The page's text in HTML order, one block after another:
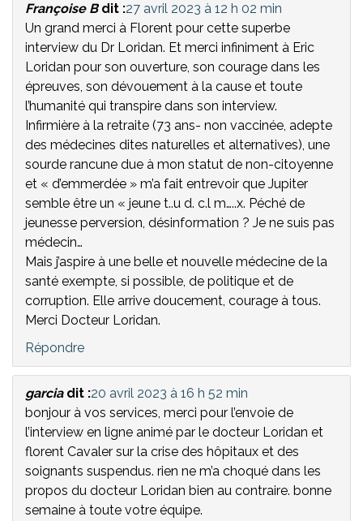
Françoise B dit :27 avril 2023 à 12 h 02 min
Un grand merci à Florent pour cette superbe
interview du Dr Loridan. Et merci infiniment à Eric
Loridan pour son ouverture, son courage dans les
épreuves, son dévouement à la cause et toute
l’humanité qui transpire dans son interview.
Infirmière à la retraite (73 ans- non vaccinée, adepte
des médecines dites naturelles et alternatives), une
sourde rancune due à mon statut de non-citoyenne
et « d’emmerdée » m’a fait entrevoir que Jupiter
semble être un « jeune t..u d. c.l m…..x. Péché de
jeunesse perversion, désinformation ? Je ne suis pas
médecin…
Mais j’aspire à une belle et nouvelle médecine de la
santé exempte, si possible, de politique et de
corruption. Elle arrive doucement, courage à tous.
Merci Docteur Loridan.
Répondre
garcia dit :20 avril 2023 à 16 h 52 min
bonjour à vos services, merci pour l’envoie de
l’interview en ligne animé par le docteur Loridan et
florent Cavaler sur la crise des hôpitaux et des
soignants suspendus. rien ne m’a choqué dans les
propos du docteur Loridan bien au contraire. bonne
semaine à toute votre équipe.